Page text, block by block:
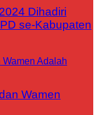
Dihadiri
se-Kabupaten
Wamen